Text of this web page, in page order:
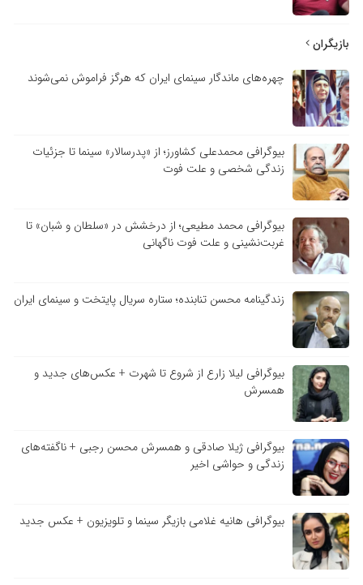
بازیگران
چهره‌های ماندگار سینمای ایران که هرگز فراموش نمی‌شوند
بیوگرافی محمدعلی کشاورز؛ از «پدرسالار» سینما تا جزئیات
زندگی شخصی و علت فوت
بیوگرافی محمد مطیعی؛ از درخشش در «سلطان و شبان» تا
غربت‌نشینی و علت فوت ناگهانی
زندگینامه محسن تنابنده؛ ستاره سریال پایتخت و سینمای ایران
بیوگرافی لیلا زارع از شروع تا شهرت + عکس‌های جدید و
همسرش
بیوگرافی ژیلا صادقی و همسرش محسن رجبی + ناگفته‌های
زندگی و حواشی اخیر
بیوگرافی هانیه غلامی بازیگر سینما و تلویزیون + عکس جدید